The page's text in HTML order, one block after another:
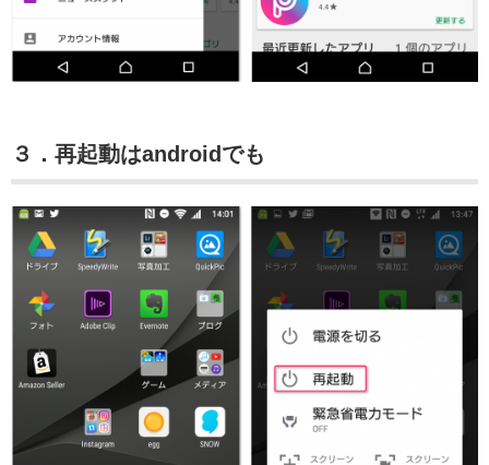
３．再起動はandroidでも